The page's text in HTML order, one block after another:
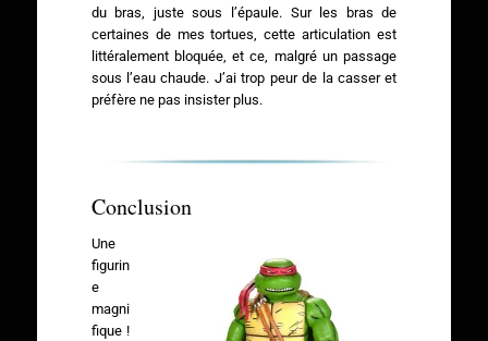
du bras, juste sous l’épaule. Sur les bras de
certaines de mes tortues, cette articulation est
littéralement bloquée, et ce, malgré un passage
sous l’eau chaude. J’ai trop peur de la casser et
préfère ne pas insister plus.
Conclusion
Une
figurin
e
magni
fique !